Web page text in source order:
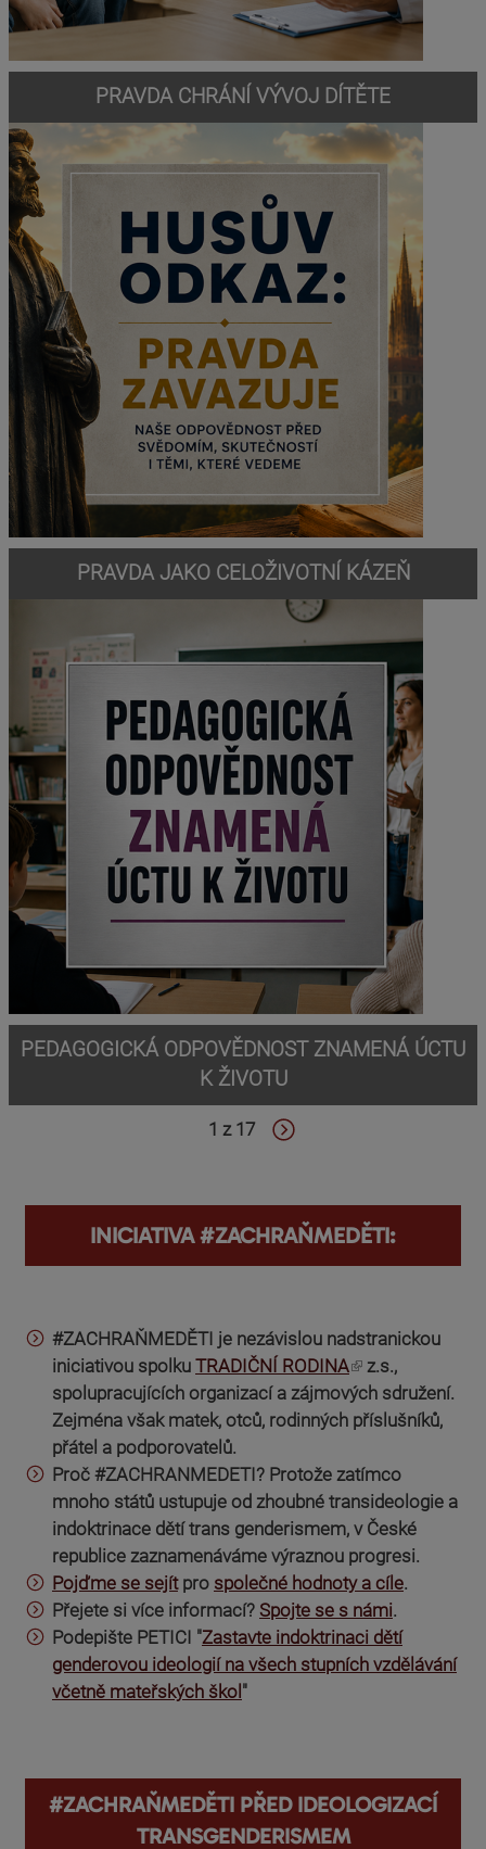
PRAVDA CHRÁNÍ VÝVOJ DÍTĚTE
PRAVDA JAKO CELOŽIVOTNÍ KÁZEŇ
PEDAGOGICKÁ ODPOVĚDNOST ZNAMENÁ ÚCTU
K ŽIVOTU
1 z 17
INICIATIVA #ZACHRAŇMEDĚTI:
#ZACHRAŇMEDĚTI je nezávislou nadstranickou
iniciativou spolku TRADIČNÍ RODINA
(odkaz je externí)
z.s.,
spolupracujících organizací a zájmových sdružení.
Zejména však matek, otců, rodinných příslušníků,
přátel a podporovatelů.
Proč #ZACHRANMEDETI? Protože zatímco
mnoho států ustupuje od zhoubné transideologie a
indoktrinace dětí trans genderismem, v České
republice zaznamenáváme výraznou progresi.
Pojďme se sejítpro společné hodnoty a cíle.
Přejete si více informací? Spojte se s námi.
Podepište PETICI "Zastavte indoktrinaci dětí
genderovou ideologií na všech stupních vzdělávání
včetně mateřských škol "
#ZACHRAŇMEDĚTI PŘED IDEOLOGIZACÍ
TRANSGENDERISMEM